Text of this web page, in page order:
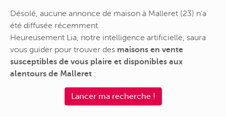
Désolé, aucune annonce de maison à Malleret (23) n'a
été diffusée récemment.
Heureusement Lia, notre intelligence artificielle, saura
vous guider pour trouver des maisons en vente
susceptibles de vous plaire et disponibles aux
alentours de Malleret :
Lancer ma recherche !